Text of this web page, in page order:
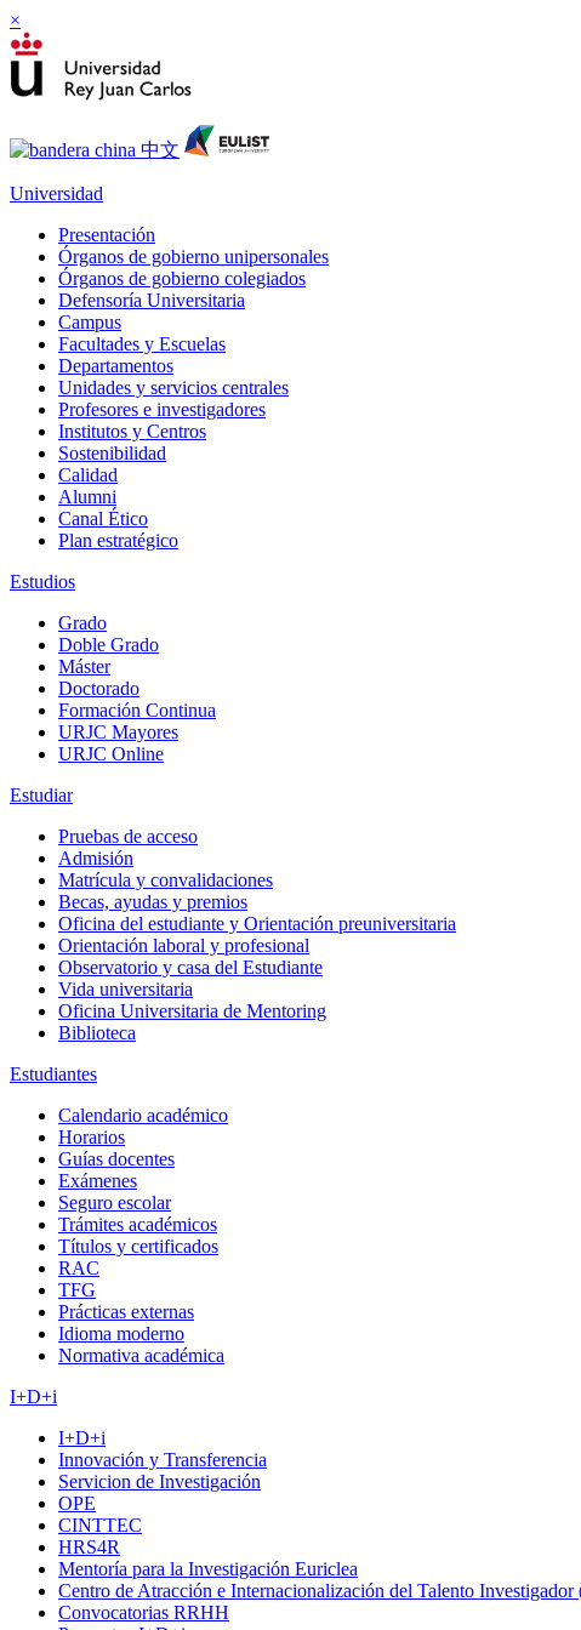
×
Universidad
Presentación
Órganos de gobierno unipersonales
Órganos de gobierno colegiados
Defensoría Universitaria
Campus
Facultades y Escuelas
Departamentos
Unidades y servicios centrales
Profesores e investigadores
Institutos y Centros
Sostenibilidad
Calidad
Alumni
Canal Ético
Plan estratégico
Estudios
Grado
Doble Grado
Máster
Doctorado
Formación Continua
URJC Mayores
URJC Online
Estudiar
Pruebas de acceso
Admisión
Matrícula y convalidaciones
Becas, ayudas y premios
Oficina del estudiante y Orientación preuniversitaria
Orientación laboral y profesional
Observatorio y casa del Estudiante
Vida universitaria
Oficina Universitaria de Mentoring
Biblioteca
Estudiantes
Calendario académico
Horarios
Guías docentes
Exámenes
Seguro escolar
Trámites académicos
Títulos y certificados
RAC
TFG
Prácticas externas
Idioma moderno
Normativa académica
I+D+i
I+D+i
Innovación y Transferencia
Servicion de Investigación
OPE
CINTTEC
HRS4R
Mentoría para la Investigación Euriclea
Centro de Atracción e Internacionalización del Talento
Convocatorias RRHH